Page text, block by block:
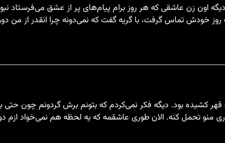
گرفت. دیگه اون زن عاشقی که هر روز برام پیام‌های پر از عشق می‌فرستاد
خودش تماس گرفت، با گریه گفت که نمی‌دونه چرا انقدر از من
کشیده بود. دیگه فکر نمی‌کردم که بتونم برش گردونم چون حتی
تحمل کنه. الان طوری عاشقمه که یه لحظه هم نمی‌خواد ازم